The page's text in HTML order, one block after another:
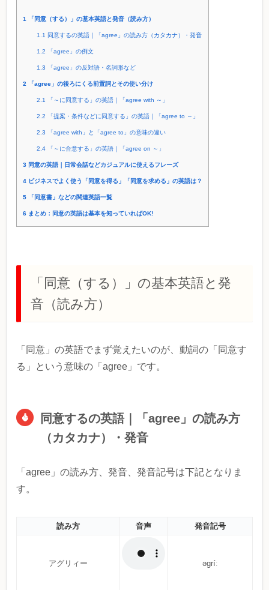
1 「同意（する）」の基本英語と発音（読み方）
1.1 同意するの英語｜「agree」の読み方（カタカナ）・発音
1.2 「agree」の例文
1.3 「agree」の反対語・名詞形など
2 「agree」の後ろにくる前置詞とその使い分け
2.1 「～に同意する」の英語｜「agree with ～」
2.2 「提案・条件などに同意する」の英語｜「agree to ～」
2.3 「agree with」と「agree to」の意味の違い
2.4「～に合意する」の英語｜「agree on ～」
3 同意の英語｜日常会話などカジュアルに使えるフレーズ
4 ビジネスでよく使う「同意を得る」「同意を求める」の英語は？
5 「同意書」などの関連英語一覧
6 まとめ：同意の英語は基本を知っていればOK!
「同意（する）」の基本英語と発
音（読み方）
「同意」の英語でまず覚えたいのが、動詞の「同意す
る」という意味の「agree」です。
同意するの英語｜「agree」の読み方
（カタカナ）・発音
「agree」の読み方、発音、発音記号は下記となりま
す。
読み方 音声 発音記号
アグリィー əgríː